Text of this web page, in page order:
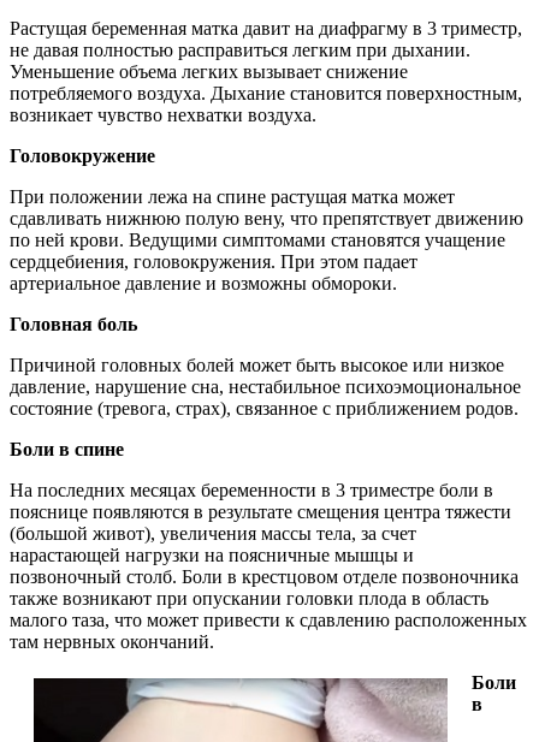
Растущая беременная матка давит на диафрагму в 3 триместр,
не давая полностью расправиться легким при дыхании.
Уменьшение объема легких вызывает снижение
потребляемого воздуха. Дыхание становится поверхностным,
возникает чувство нехватки воздуха.
Головокружение
При положении лежа на спине растущая матка может
сдавливать нижнюю полую вену, что препятствует движению
по ней крови. Ведущими симптомами становятся учащение
сердцебиения, головокружения. При этом падает
артериальное давление и возможны обмороки.
Головная боль
Причиной головных болей может быть высокое или низкое
давление, нарушение сна, нестабильное психоэмоциональное
состояние (тревога, страх), связанное с приближением родов.
Боли в спине
На последних месяцах беременности в 3 триместре боли в
пояснице появляются в результате смещения центра тяжести
(большой живот), увеличения массы тела, за счет
нарастающей нагрузки на поясничные мышцы и
позвоночный столб. Боли в крестцовом отделе позвоночника
также возникают при опускании головки плода в область
малого таза, что может привести к сдавлению расположенных
там нервных окончаний.
Боли
в